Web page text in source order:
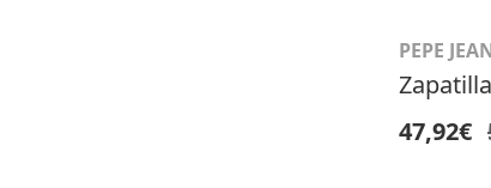
PEPE
47,92€